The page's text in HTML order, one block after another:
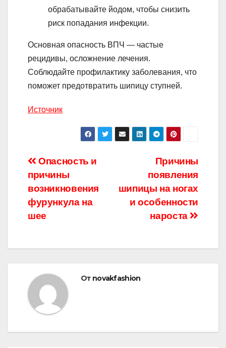
обрабатывайте йодом, чтобы снизить
риск попадания инфекции.
Основная опасность ВПЧ — частые
рецидивы, осложнение лечения.
Соблюдайте профилактику заболевания, что
поможет предотвратить шипицу ступней.
Источник
Навигация
по
записям
Причины
появления
шипицы на ногах
и особенности
нароста
Опасность и
причины
возникновения
фурункула на
шее
От novakfashion